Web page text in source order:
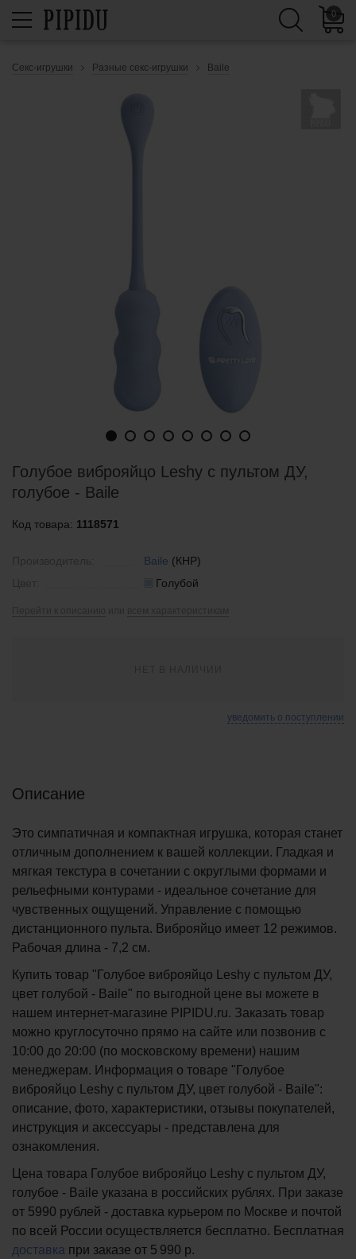
0
Секс-игрушки Разные секс-игрушки Baile
Голубое виброяйцо Leshy с пультом ДУ,
голубое - Baile
Код товара: 1118571
Baile (КНР)
Голубой
уведомить о поступлении
Описание
Это симпатичная и компактная игрушка, которая станет
отличным дополнением к вашей коллекции. Гладкая и
мягкая текстура в сочетании с округлыми формами и
рельефными контурами - идеальное сочетание для
чувственных ощущений. Управление с помощью
дистанционного пульта. Виброяйцо имеет 12 режимов.
Рабочая длина - 7,2 см.
Купить товар "Голубое виброяйцо Leshy с пультом ДУ,
цвет голубой - Baile" по выгодной цене вы можете в
нашем интернет-магазине PIPIDU.ru. Заказать товар
можно круглосуточно прямо на сайте или позвонив с
10:00 до 20:00 (по московскому времени) нашим
менеджерам. Информация о товаре "Голубое
виброяйцо Leshy с пультом ДУ, цвет голубой - Baile":
описание, фото, характеристики, отзывы покупателей,
инструкция и аксессуары - представлена для
ознакомления.
Цена товара Голубое виброяйцо Leshy с пультом ДУ,
голубое - Baile указана в российских рублях. При заказе
от 5990 рублей - доставка курьером по Москве и почтой
по всей России осуществляется бесплатно. Бесплатная
доставка при заказе от 5 990 р.